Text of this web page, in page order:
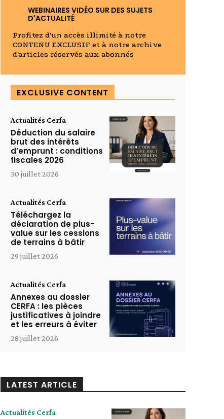
WEBINAIRES VIDÉO SUR DES SUJETS
D'ACTUALITÉ
Profitez d'un accès illimité à notre
CONTENU EXCLUSIF et à notre archive
d'articles réservés aux abonnés
EXCLUSIVE CONTENT
Actualités Cerfa
Déduction du salaire
brut des intérêts
d’emprunt : conditions
fiscales 2026
30 juillet 2026
Actualités Cerfa
Téléchargez la
déclaration de plus-
value sur les cessions
de terrains à bâtir
29 juillet 2026
Actualités Cerfa
Annexes au dossier
CERFA : les pièces
justificatives à joindre
et les erreurs à éviter
28 juillet 2026
LATEST ARTICLE
Actualités Cerfa